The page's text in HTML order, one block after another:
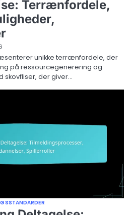
Terrænfordele,
unikke terrænfordele, der
på ressourcegenerering og
skovfliser, der giver…